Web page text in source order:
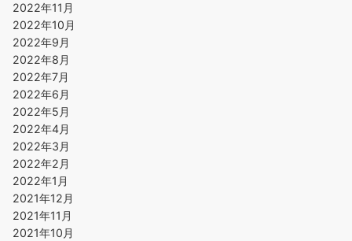
2022年11月
2022年10月
2022年9月
2022年8月
2022年7月
2022年6月
2022年5月
2022年4月
2022年3月
2022年2月
2022年1月
2021年12月
2021年11月
2021年10月